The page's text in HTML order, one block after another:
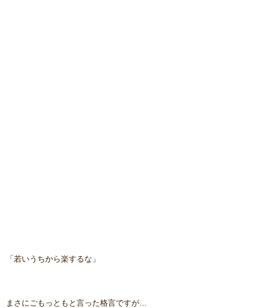
「若いうちから楽するな」
まさにごもっともと言った格言ですが…